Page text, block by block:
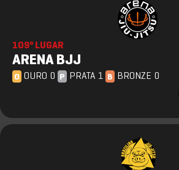
109º LUGAR
ARENA BJJ
O OURO 0 P PRATA 1 B BRONZE 0